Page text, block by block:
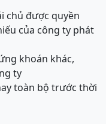
chủ được quyền
của công ty phát
khoán khác,
ty
toàn bộ trước thời